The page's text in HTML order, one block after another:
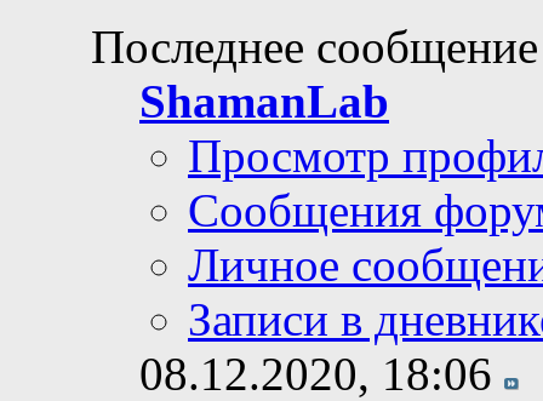
Последнее
ShamanLab
Просмотр
Сообщения
Личное
Записи в
08.12.2020, 18:06